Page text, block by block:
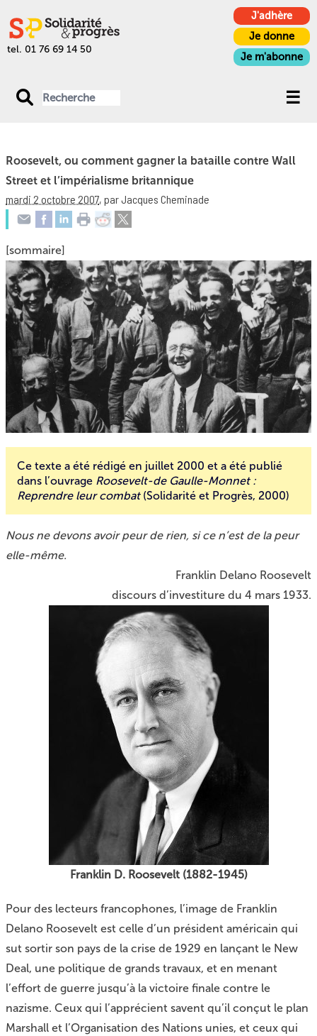
tel. 01 76 69 14 50
J'adhère
Je donne
Je m'abonne
Roosevelt, ou comment gagner la bataille contre Wall
Street et l’impérialisme britannique
mardi 2 octobre 2007, par Jacques Cheminade
[sommaire]
Ce texte a été rédigé en juillet 2000 et a été publié
dans l’ouvrage Roosevelt-de Gaulle-Monnet :
Reprendre leur combat(Solidarité et Progrès, 2000)
Nous ne devons avoir peur de rien, si ce n’est de la peur
elle-même.
Franklin Delano Roosevelt
discours d’investiture du 4 mars 1933.
Franklin D. Roosevelt (1882-1945)
Pour des lecteurs francophones, l’image de Franklin
Delano Roosevelt est celle d’un président américain qui
sut sortir son pays de la crise de 1929 en lançant le New
Deal, une politique de grands travaux, et en menant
l’effort de guerre jusqu’à la victoire finale contre le
nazisme. Ceux qui l’apprécient savent qu’il conçut le plan
Marshall et l’Organisation des Nations unies, et ceux qui